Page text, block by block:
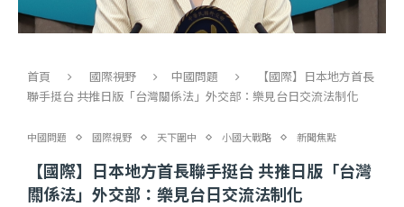
首頁 國際視野 中國問題
【國際】日本地方首長
聯手挺台 共推日版「台灣關係法」外交部：樂見台日交流法制化
中國問題 國際視野 天下圍中 小國大戰略 新聞焦點
【國際】日本地方首長聯手挺台 共推日版「台灣
關係法」外交部：樂見台日交流法制化